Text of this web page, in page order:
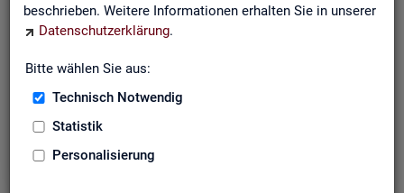
beschrieben. Weitere Informationen erhalten Sie in unserer
Datenschutzerklärung.
Bitte wählen Sie aus:
Technisch Notwendig
Statistik
Personalisierung